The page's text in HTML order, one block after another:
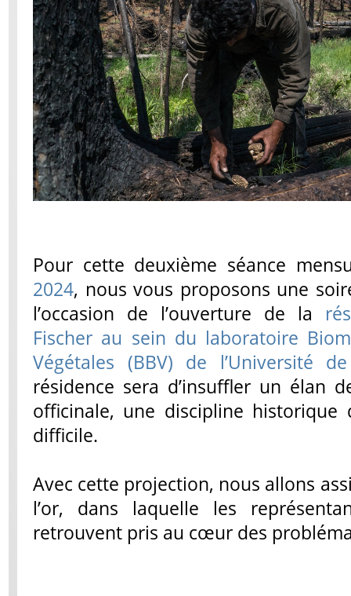
Pour cette deuxième séance
2024, nous vous proposons une
l’occasion de l’ouverture de la
Fischer au sein du laboratoire
Végétales (BBV) de l’Université
résidence sera d’insuffler un élan
officinale, une discipline
difficile.
Avec cette projection, nous allons
l’or, dans laquelle les
retrouvent pris au cœur des